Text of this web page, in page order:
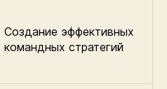
Создание эффективных
командных стратегий